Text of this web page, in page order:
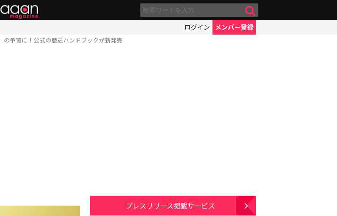
ログイン メンバー登録
の予習に！公式の歴史ハンドブックが新発売
プレスリリース掲載サービス